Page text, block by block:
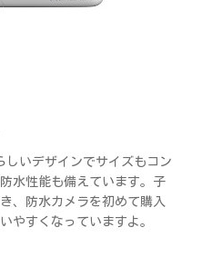
しいデザインでサイズもコン
水性能も備えています。子
、防水カメラを初めて購入
やすくなっていますよ。